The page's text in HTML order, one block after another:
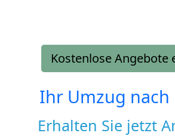
Kostenlose Angebote
Ihr Umzug nach
Erhalten Sie jetzt